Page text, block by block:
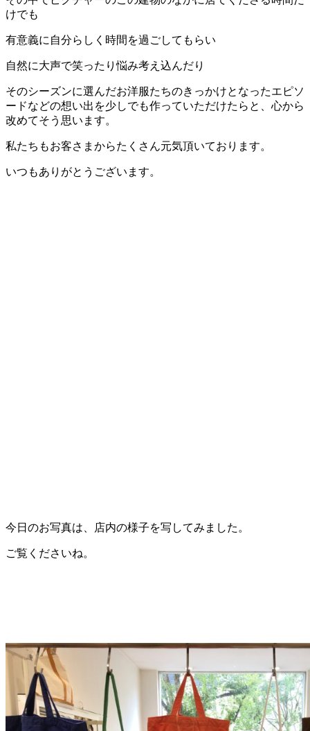
けでも
有意義に自分らしく時間を過ごしてもらい
自然に大声で笑ったり悩み考え込んだり
そのシーズンに選んだお洋服たちのきっかけとなったエピソ
ードなどの想い出を少しでも作っていただけたらと、心から
改めてそう思います。
私たちもお客さまからたくさん元気頂いております。
いつもありがとうございます。
今日のお写真は、店内の様子を写してみました。
ご覧くださいね。